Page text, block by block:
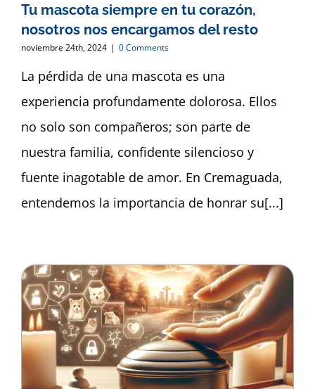
Tu mascota siempre en tu corazón,
nosotros nos encargamos del resto
noviembre 24th, 2024 | 0 Comments
La pérdida de una mascota es una
experiencia profundamente dolorosa. Ellos
no solo son compañeros; son parte de
nuestra familia, confidente silencioso y
fuente inagotable de amor. En Cremaguada,
entendemos la importancia de honrar su[...]